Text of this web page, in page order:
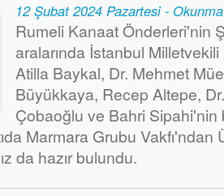
12 Şubat 2024 Pazartesi -
Rumeli Kanaat Önderleri'nin
aralarında İstanbul
Atilla Baykal, Dr. Mehmet
Büyükkaya, Recep Altepe,
Çobaoğlu ve Bahri Sipahi'nin
Marmara Grubu
da hazır bulundu.